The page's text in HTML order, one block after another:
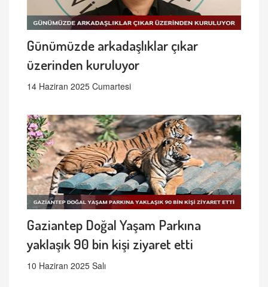
Günümüzde arkadaşlıklar çıkar
üzerinden kuruluyor
14 Haziran 2025 Cumartesi
Gaziantep Doğal Yaşam Parkına
yaklaşık 90 bin kişi ziyaret etti
10 Haziran 2025 Salı